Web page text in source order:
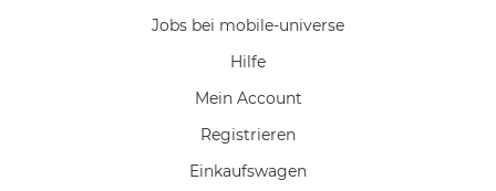
Jobs bei mobile-universe
Hilfe
Mein Account
Registrieren
Einkaufswagen